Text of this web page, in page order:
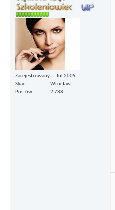
Zarejestrowany
Jul 2009
Skąd
Wrocław
Postów
2 788